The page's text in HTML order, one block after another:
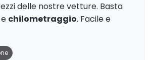
delle nostre vetture. Basta
e chilometraggio. Facile e